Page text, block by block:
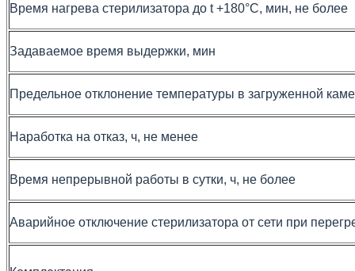
Время нагрева стерилизатора до t +180°С, мин, не более
Задаваемое время выдержки, мин
Предельное отклонение температуры в загруженной
Наработка на отказ, ч, не менее
Время непрерывной работы в сутки, ч, не более
Аварийное отключение стерилизатора от сети при